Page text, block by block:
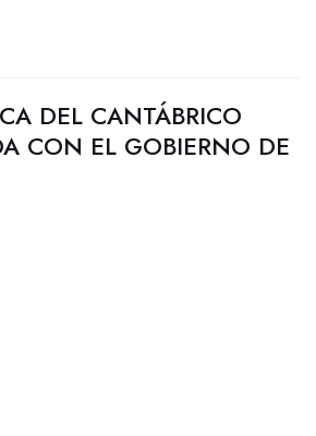
DEL CANTÁBRICO
CON EL GOBIERNO DE